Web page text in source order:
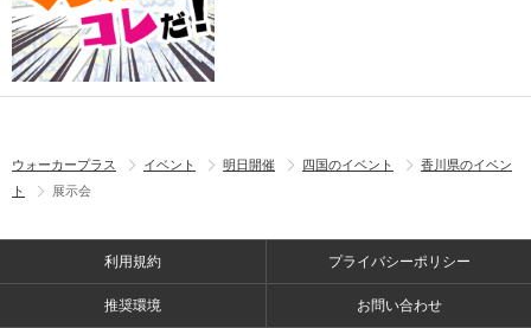
ウォーカープラス イベント 明日開催 四国のイベント
香川県のイベン
ト
展示会
利用規約 プライバシーポリシー
推奨環境 お問い合わせ